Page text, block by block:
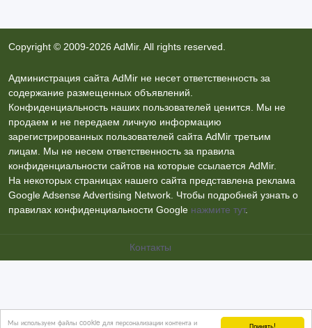
Принять!
Мы используем файлы cookie для персонализации контента и
Copyright © 2009-2026 AdMir. All rights reserved.
Администрация сайта AdMir не несет ответственность за
содержание размещенных объявлений.
Конфиденциальность наших пользователей ценится. Мы не
продаем и не передаем личную информацию
зарегистрированных пользователей сайта AdMir третьим
лицам. Мы не несем ответственность за правила
конфиденциальности сайтов на которые ссылается AdMir.
На некоторых страницах нашего сайта представлена реклама
Google Adsense Advertising Network. Чтобы подробней узнать о
правилах конфиденциальности Google нажмите тут.
Контакты